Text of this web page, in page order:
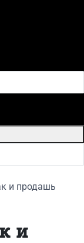
и продашь
и